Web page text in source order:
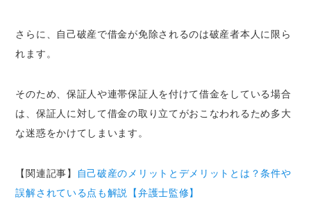
さらに、自己破産で借金が免除されるのは破産者本人に限ら
れます。
そのため、保証人や連帯保証人を付けて借金をしている場合
は、保証人に対して借金の取り立てがおこなわれるため多大
な迷惑をかけてしまいます。
【関連記事】
自己破産のメリットとデメリットとは？条件や
誤解されている点も解説【弁護士監修】